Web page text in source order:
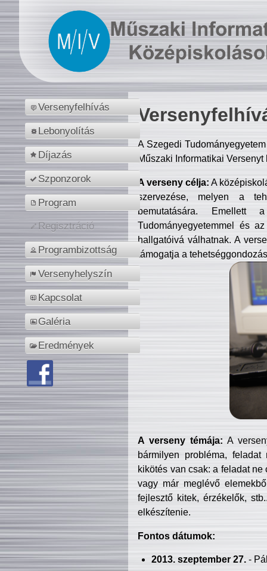
Versenyfelhívás
Lebonyolítás
Díjazás
Szponzorok
Program
Regisztráció
Programbizottság
Versenyhelyszín
Kapcsolat
Galéria
Eredmények
A Szegedi
Műszaki Informatikai
A verseny célja: A
szervezése, melyen a
bemutatására. Emellett
Tudományegyetemmel és
hallgatóivá válhatnak. A
támogatja a
A verseny témája: A
bármilyen probléma, feladat
kikötés van csak: a feladat
vagy már meglévő
fejlesztő kitek, érzékelők,
elkészítenie.
Fontos dátumok:
2013. szeptember 27.-